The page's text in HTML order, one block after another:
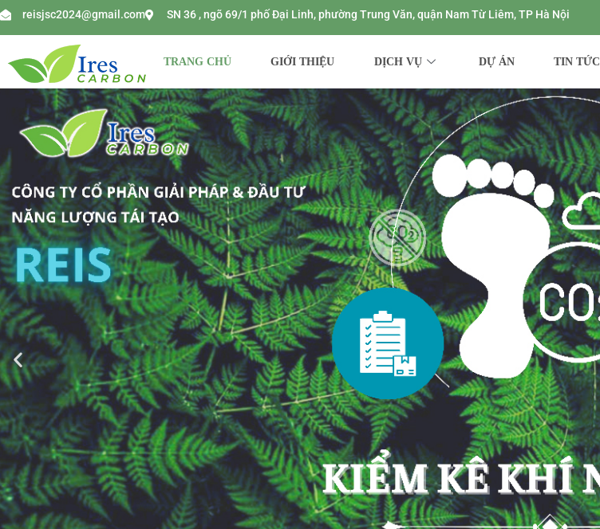
reisjsc2024@gmail.com SN 36 , ngõ 69/1 phố Đại Linh, phường Trung Văn, quận Nam Từ Liêm, TP Hà Nội
TRANG CHỦ GIỚI THIỆU DỊCH VỤ DỰ ÁN TIN TỨC